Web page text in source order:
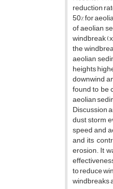
reduction
50% for
of aeolian
windbreak
the
aeolian
heights
downwind
found to be
aeolian
Discussion
dust storm
speed and
and its
erosion. It
to reduce
windbreaks